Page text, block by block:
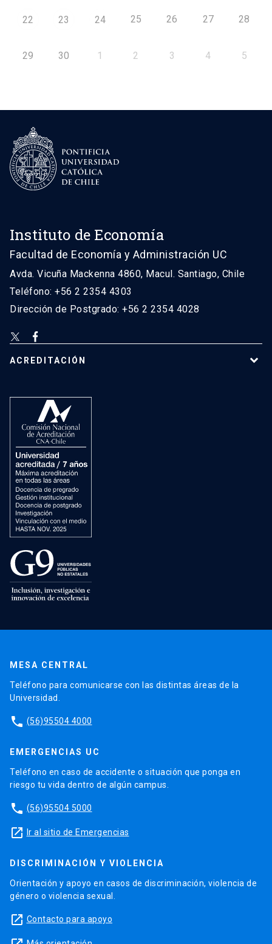
22 23 24 25 26 27 28
29 30 1 2 3 4 5
Instituto de Economía
Facultad de Economía y Administración UC
Avda. Vicuña Mackenna 4860, Macul. Santiago, Chile
Teléfono: +56 2 2354 4303
Dirección de Postgrado: +56 2 2354 4028
ACREDITACIÓN
MESA CENTRAL
Teléfono para comunicarse con las distintas áreas de la
Universidad.
phone (56)95504 4000
EMERGENCIAS UC
Teléfono en caso de accidente o situación que ponga en
riesgo tu vida dentro de algún campus.
phone (56)95504 5000
launch Ir al sitio de Emergencias
DISCRIMINACIÓN Y VIOLENCIA
Orientación y apoyo en casos de discriminación, violencia de
género o violencia sexual.
launch Contacto para apoyo